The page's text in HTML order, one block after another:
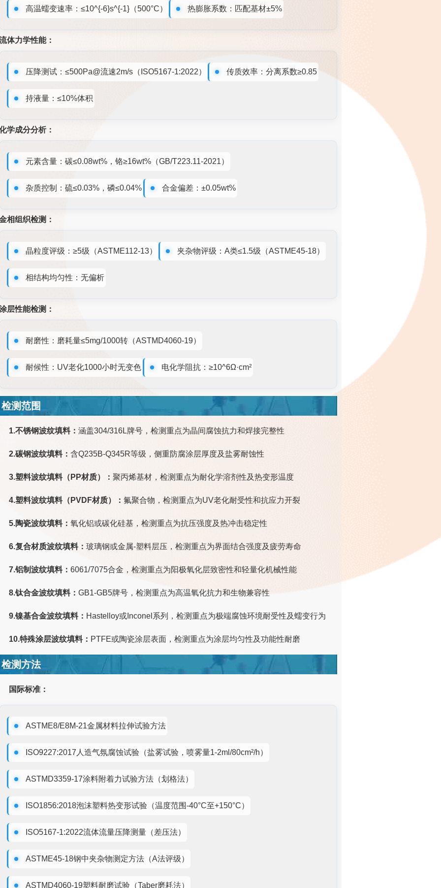
高温蠕变速率：≤10^{-6}s^{-1}（500°C） 热膨胀系数：匹配基材±5%
体力学性能：
压降测试：≤500Pa@流速2m/s（ISO5167-1:2022） 传质效率：分离系数≥0.85
持液量：≤10%体积
学成分分析：
元素含量：碳≤0.08wt%，铬≥16wt%（GB/T223.11-2021）
杂质控制：硫≤0.03%，磷≤0.04% 合金偏差：±0.05wt%
相组织检测：
晶粒度评级：≥5级（ASTME112-13） 夹杂物评级：A类≤1.5级（ASTME45-18）
相结构均匀性：无偏析
层性能检测：
耐磨性：磨耗量≤5mg/1000转（ASTMD4060-19）
耐候性：UV老化1000小时无变色 电化学阻抗：≥10^6Ω·cm²
检测范围
1.不锈钢波纹填料：涵盖304/316L牌号，检测重点为晶间腐蚀抗力和焊接完整性
2.碳钢波纹填料：含Q235B-Q345R等级，侧重防腐涂层厚度及盐雾耐蚀性
3.塑料波纹填料（PP材质）：聚丙烯基材，检测重点为耐化学溶剂性及热变形温度
4.塑料波纹填料（PVDF材质）：氟聚合物，检测重点为UV老化耐受性和抗应力开裂
5.陶瓷波纹填料：氧化铝或碳化硅基，检测重点为抗压强度及热冲击稳定性
6.复合材质波纹填料：玻璃钢或金属-塑料层压，检测重点为界面结合强度及疲劳寿命
7.铝制波纹填料：6061/7075合金，检测重点为阳极氧化层致密性和轻量化机械性能
8.钛合金波纹填料：GB1-GB5牌号，检测重点为高温氧化抗力和生物兼容性
9.镍基合金波纹填料： Hastelloy或Inconel系列，检测重点为极端腐蚀环境耐受性及蠕变行为
10.特殊涂层波纹填料： PTFE或陶瓷涂层表面，检测重点为涂层均匀性及功能性耐磨
检测方法
国际标准：
ASTME8/E8M-21金属材料拉伸试验方法
ISO9227:2017人造气氛腐蚀试验（盐雾试验，喷雾量1-2ml/80cm²/h）
ASTMD3359-17涂料附着力试验方法（划格法）
ISO1856:2018泡沫塑料热变形试验（温度范围-40°C至+150°C）
ISO5167-1:2022流体流量压降测量（差压法）
ASTME45-18钢中夹杂物测定方法（A法评级）
ASTMD4060-19塑料耐磨试验（Taber磨耗法）